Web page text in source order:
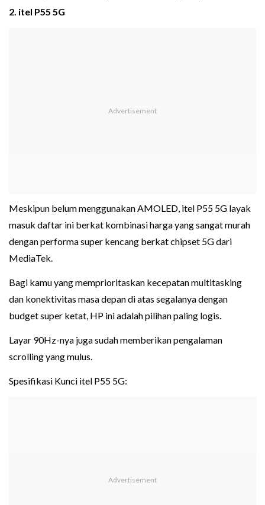
2. itel P55 5G
Meskipun belum menggunakan AMOLED, itel P55 5G layak
masuk daftar ini berkat kombinasi harga yang sangat murah
dengan performa super kencang berkat chipset 5G dari
MediaTek.
Bagi kamu yang memprioritaskan kecepatan multitasking
dan konektivitas masa depan di atas segalanya dengan
budget super ketat, HP ini adalah pilihan paling logis.
Layar 90Hz-nya juga sudah memberikan pengalaman
scrolling yang mulus.
Spesifikasi Kunci itel P55 5G: